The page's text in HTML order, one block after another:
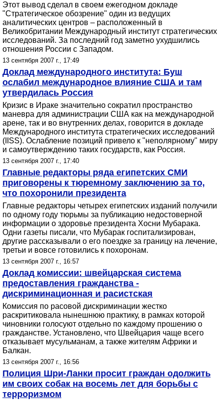
Этот вывод сделал в своем ежегодном докладе
"Стратегическое обозрение" один из ведущих
аналитических центров – расположенный в
Великобритании Международный институт стратегических
исследований. За последний год заметно ухудшились
отношения России с Западом.
13 сентября 2007 г., 17:49
Доклад международного института: Буш
ослабил международное влияние США и там
утвердилась Россия
Кризис в Ираке значительно сократил пространство
маневра для администрации США как на международной
арене, так и во внутренних делах, говорится в докладе
Международного института стратегических исследований
(IISS). Ослабление позиций привело к "неполярному" миру
и самоутверждению таких государств, как Россия.
13 сентября 2007 г., 17:40
Главные редакторы ряда египетских СМИ
приговорены к тюремному заключению за то,
что похоронили президента
Главные редакторы четырех египетских изданий получили
по одному году тюрьмы за публикацию недостоверной
информации о здоровье президента Хосни Мубарака.
Одни газеты писали, что Мубарак госпитализирован,
другие рассказывали о его поездке за границу на лечение,
третьи и вовсе готовились к похоронам.
13 сентября 2007 г., 16:57
Доклад комиссии: швейцарская система
предоставления гражданства -
дискриминационная и расистская
Комиссия по расовой дискриминации жестко
раскритиковала нынешнюю практику, в рамках которой
чиновники голосуют отдельно по каждому прошению о
гражданстве. Установлено, что Швейцария чаще всего
отказывает мусульманам, а также жителям Африки и
Балкан.
13 сентября 2007 г., 16:56
Полиция Шри-Ланки просит граждан одолжить
им своих собак на восемь лет для борьбы с
терроризмом